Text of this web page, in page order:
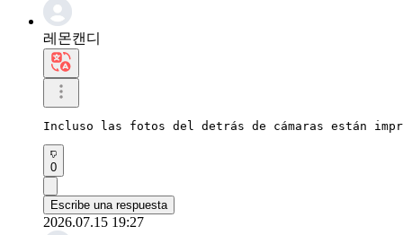
레몬캔디
Incluso las fotos del detrás de cámaras están
0
Escribe una respuesta
2026.07.15 19:27